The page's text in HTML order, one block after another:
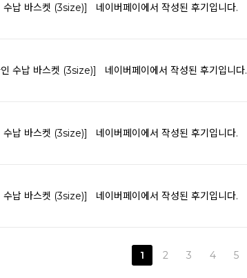
수납 바스켓 (3size)] 네이버페이에서 작성된 후기입니다.
수납 바스켓 (3size)] 네이버페이에서 작성된 후기입니다.
수납 바스켓 (3size)] 네이버페이에서 작성된 후기입니다.
수납 바스켓 (3size)] 네이버페이에서 작성된 후기입니다.
1 2 3 4 5